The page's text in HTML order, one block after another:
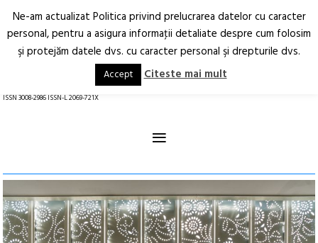
Arhitectură.
Oraș.
RO EN
ISSN 3008-2986 ISSN-L 2069-721X
≡
Ne-am actualizat Politica privind prelucrarea datelor cu caracter
personal, pentru a asigura informaţii detaliate despre cum folosim
şi protejăm datele dvs. cu caracter personal şi drepturile dvs.
Accept Citeste mai mult